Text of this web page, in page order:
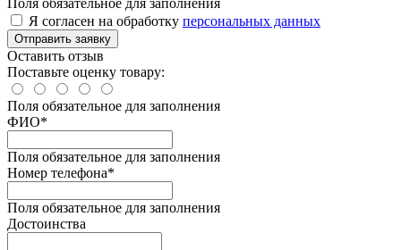
Я согласен на обработку персональных данных
Отправить заявку
Оставить отзыв
Поставьте оценку товару:
Поля обязательное для заполнения
ФИО*
Поля обязательное для заполнения
Номер телефона*
Поля обязательное для заполнения
Достоинства